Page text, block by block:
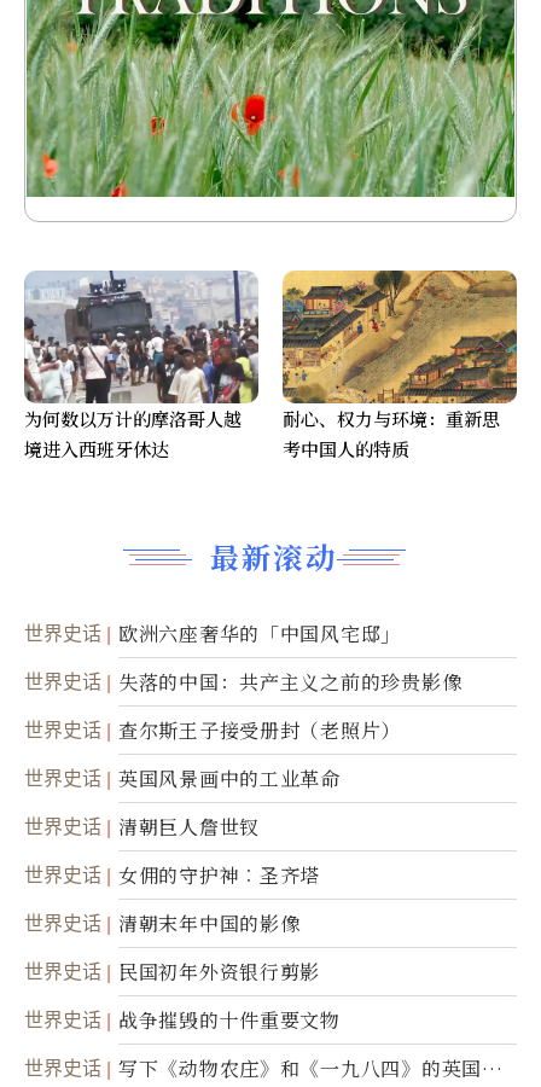
最新滚动
世界史话 欧洲六座奢华的「中国风宅邸」
世界史话 失落的中国：共产主义之前的珍贵影像
世界史话 查尔斯王子接受册封（老照片）
世界史话 英国风景画中的工业革命
世界史话 清朝巨人詹世钗
世界史话 女佣的守护神︰圣齐塔
世界史话 清朝末年中国的影像
世界史话 民国初年外资银行剪影
世界史话 战争摧毁的十件重要文物
世界史话
写下《动物农庄》和《一九八四》的英国作
为何数以万计的摩洛哥人越
境进入西班牙休达
耐心、权力与环境：重新思
考中国人的特质